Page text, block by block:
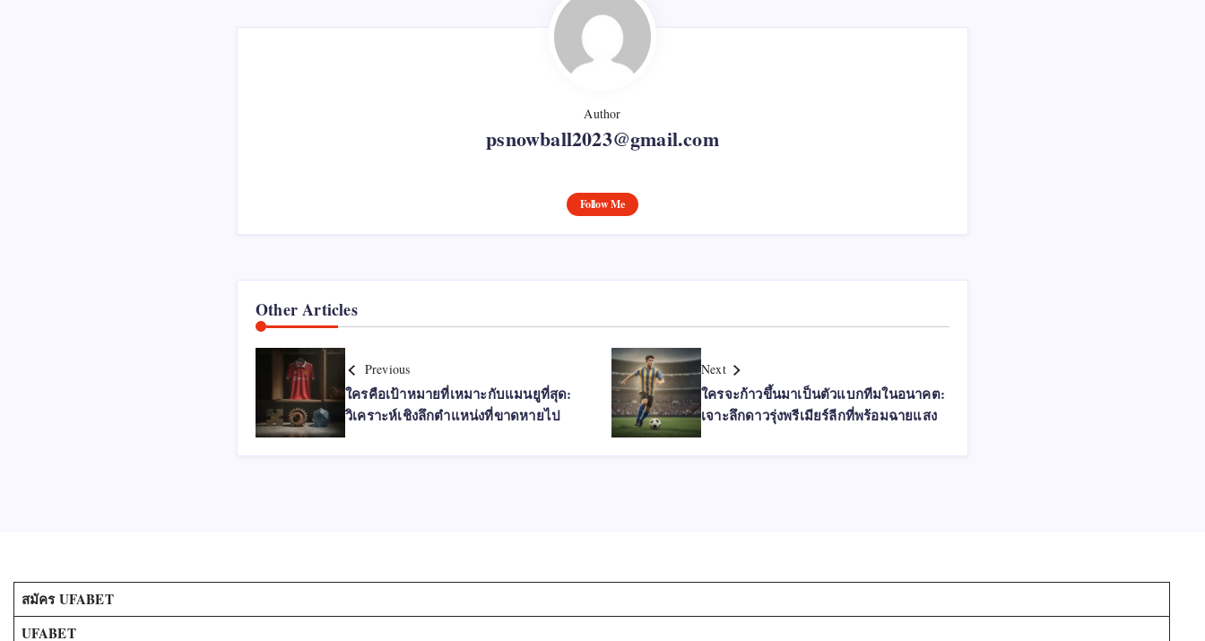
Author
psnowball2023@gmail.com
Follow Me
Other Articles
Previous
ใครคือเป้าหมายที่เหมาะกับแมนยูที่สุด:
วิเคราะห์เชิงลึกตำแหน่งที่ขาดหายไป
Next
ใครจะก้าวขึ้นมาเป็นตัวแบกทีมในอนาคต:
เจาะลึกดาวรุ่งพรีเมียร์ลีกที่พร้อมฉายแสง
สมัคร UFABET
UFABET